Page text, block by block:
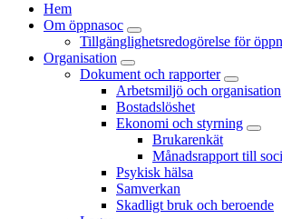
Hem
Om öppnasoc
Tillgänglighetsredogörelse för
Organisation
Dokument och rapporter
Arbetsmiljö och organisation
Bostadslöshet
Ekonomi och styrning
Brukarenkät
Månadsrapport till
Psykisk hälsa
Samverkan
Skadligt bruk och beroende